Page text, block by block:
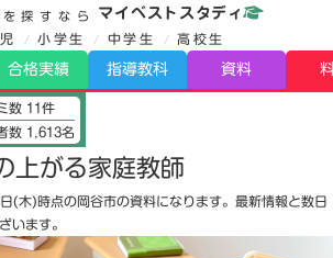
探すなら マイベストスタディ
小学生 中学生 高校生
合格実績 指導教科 資料
数 11件
数 1,613名
上がる家庭教師
(木)時点の岡谷市の資料になります。最新情報と数日
います。